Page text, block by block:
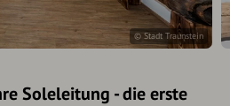
© Stadt Traunstein
Soleleitung - die erste